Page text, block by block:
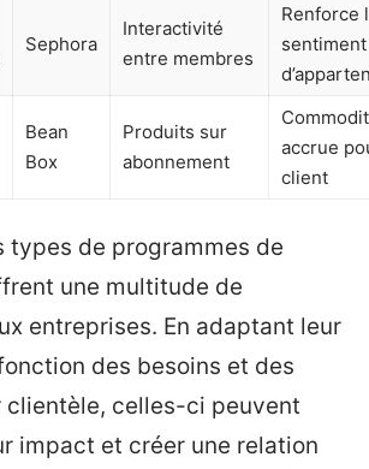
Sephora
Interactivité
entre membres
Renforce
sentiment
Bean
Box
Produits sur
abonnement
accrue
client
types de programmes de
une multitude de
entreprises. En adaptant leur
des besoins et des
clientèle, celles-ci peuvent
impact et créer une relation